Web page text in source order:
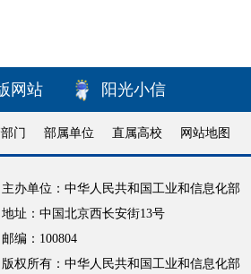
网站 阳光小信
门 部属单位 直属高校 网站地图
主办单位：中华人民共和国工业和信息化部
地址：中国北京西长安街13号
邮编：100804
版权所有：中华人民共和国工业和信息化部